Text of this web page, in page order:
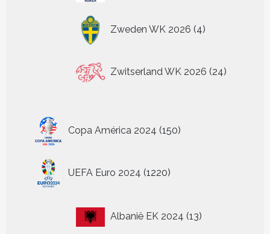
Zweden WK 2026 4
producten
Zwitserland WK 2026 24
producten
Copa América 2024 150
producten
UEFA Euro 2024 1220
producten
Albanië EK 2024 1313